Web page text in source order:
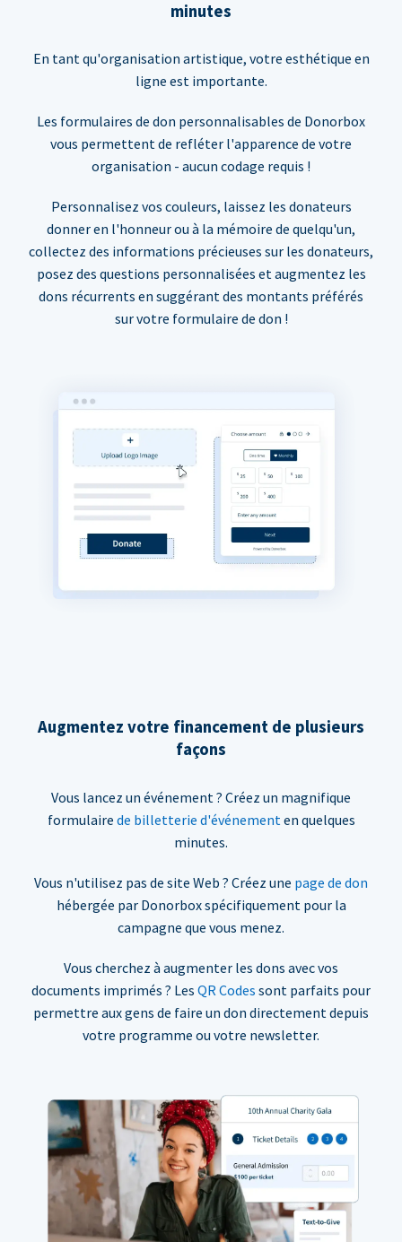
minutes
En tant qu'organisation artistique, votre esthétique en
ligne est importante.
Les formulaires de don personnalisables de Donorbox
vous permettent de refléter l'apparence de votre
organisation - aucun codage requis !
Personnalisez vos couleurs, laissez les donateurs
donner en l'honneur ou à la mémoire de quelqu'un,
collectez des informations précieuses sur les donateurs,
posez des questions personnalisées et augmentez les
dons récurrents en suggérant des montants préférés
sur votre formulaire de don !
Augmentez votre financement de plusieurs
façons
Vous lancez un événement ? Créez un magnifique
formulaire de billetterie d'événementen quelques
minutes.
Vous n'utilisez pas de site Web ? Créez une page de don
hébergée par Donorbox spécifiquement pour la
campagne que vous menez.
Vous cherchez à augmenter les dons avec vos
documents imprimés ? Les QR Codes sont parfaits pour
permettre aux gens de faire un don directement depuis
votre programme ou votre newsletter.